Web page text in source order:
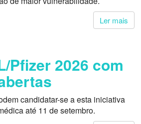
Ler mais
Pfizer 2026 com
candidatar-se a esta iniciativa
até 11 de setembro.